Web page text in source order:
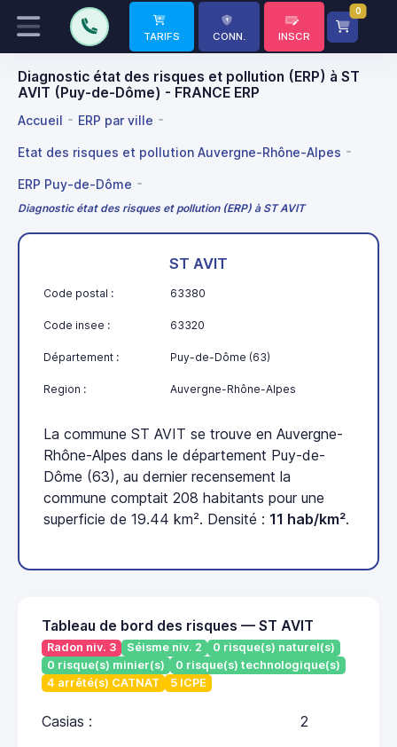
TARIFS CONN. INSCR
0
Diagnostic état des risques et pollution (ERP) à ST
AVIT (Puy-de-Dôme) - FRANCE ERP
Accueil ERP par ville
Etat des risques et pollution Auvergne-Rhône-Alpes
ERP Puy-de-Dôme
Diagnostic état des risques et pollution (ERP) à ST AVIT
ST AVIT
Code postal : 63380
Code insee : 63320
Département : Puy-de-Dôme (63)
Region : Auvergne-Rhône-Alpes
La commune ST AVIT se trouve en Auvergne-
Rhône-Alpes dans le département Puy-de-
Dôme (63), au dernier recensement la
commune comptait 208 habitants pour une
superficie de 19.44 km². Densité : 11 hab/km².
Tableau de bord des risques — ST AVIT
Radon niv. 3 Séisme niv. 2
0 risque(s) naturel(s)
0 risque(s) minier(s)
0 risque(s) technologique(s)
4 arrêté(s) CATNAT
5 ICPE
Casias : 2